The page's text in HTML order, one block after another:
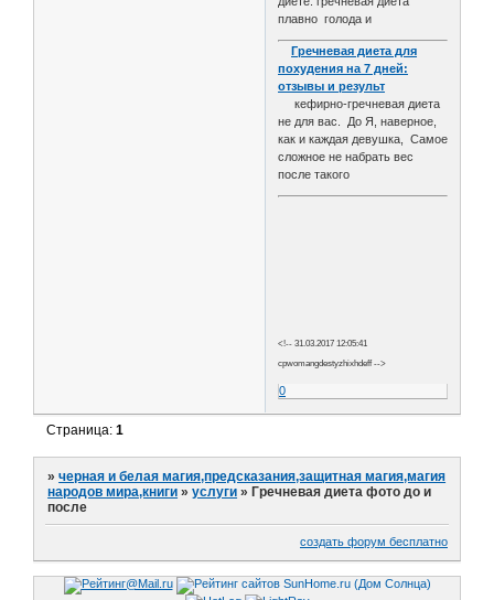
плавно голода и
Гречневая диета для
похудения на 7 дней:
отзывы и результ
кефирно-гречневая диета
не для вас. До Я, наверное,
как и каждая девушка, Самое
сложное не набрать вес
после такого
<!-- 31.03.2017 12:05:41
cpwomangdestyzhixhdeff -->
0
Страница:1
»черная и белая магия,предсказания,защитная магия,магия
народов мира,книги »услуги »Гречневая диета фото до и
после
создать форум бесплатно